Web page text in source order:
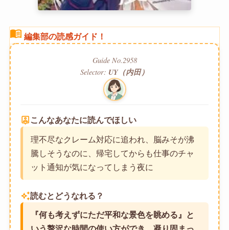
menu_book 編集部の読感ガイド！
Guide No.2958
Selector: UY（内田）
person_pin こんなあなたに読んでほしい
理不尽なクレーム対応に追われ、脳みそが沸
騰しそうなのに、帰宅してからも仕事のチャ
ット通知が気になってしまう夜に
auto_awesome読むとどうなれる？
『何も考えずにただ平和な景色を眺める』と